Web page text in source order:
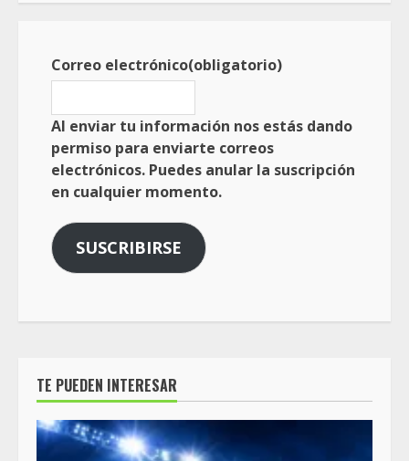
Correo electrónico(obligatorio)
Al enviar tu información nos estás dando
permiso para enviarte correos
electrónicos. Puedes anular la suscripción
en cualquier momento.
SUSCRIBIRSE
TE PUEDEN INTERESAR